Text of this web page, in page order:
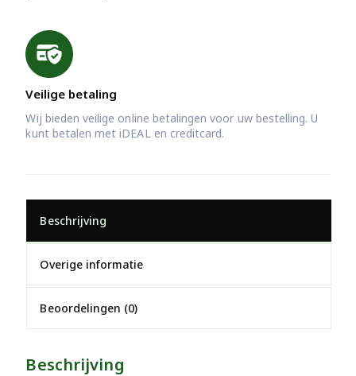
Veilige betaling
Wij bieden veilige online betalingen voor uw bestelling. U
kunt betalen met iDEAL en creditcard.
Beschrijving
Overige informatie
Beoordelingen (0)
Beschrijving